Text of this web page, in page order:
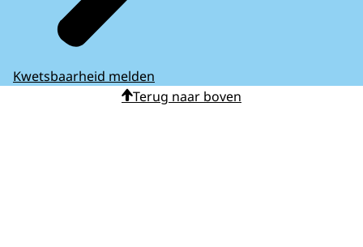
Kwetsbaarheid melden
Terug naar boven